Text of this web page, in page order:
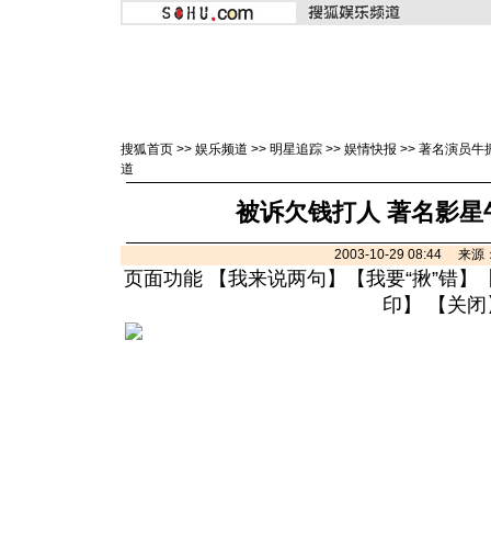
搜狐首页 >> 娱乐频道 >> 明星追踪 >> 娱情快报 >> 著名演员牛
道
被诉欠钱打人 著名影
2003-10-29 08:44 来源
页面功能 【我来说两句 】【我要“揪”错】
印 】 【 关闭